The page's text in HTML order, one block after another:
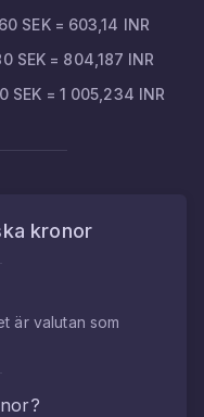
60 SEK= 603,14 INR
SEK = 804,187 INR
SEK = 1 005,234 INR
kronor
är valutan som